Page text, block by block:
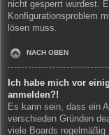
nicht gesperrt wurdest.
Konfigurationsproblem
lösen muss.
NACH OBEN
Ich habe mich vor
anmelden?!
Es kann sein, dass ein
verschieden Gründen
viele Boards regelmäßig